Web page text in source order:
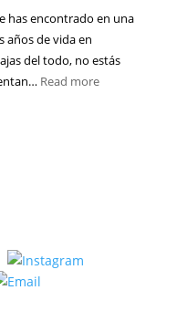
de
en
Unidos:
has encontrado en una
años de vida en
del todo, no estás
Read more: